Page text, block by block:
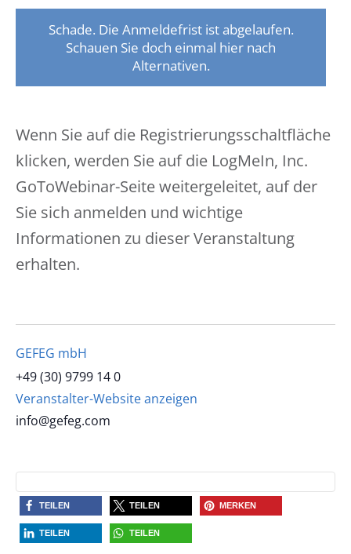
Schade. Die Anmeldefrist ist abgelaufen.
Schauen Sie doch einmal hier nach
Alternativen.
Wenn Sie auf die Registrierungsschaltfläche
klicken, werden Sie auf die LogMeIn, Inc.
GoToWebinar-Seite weitergeleitet, auf der
Sie sich anmelden und wichtige
Informationen zu dieser Veranstaltung
erhalten.
GEFEG mbH
+49 (30) 9799 14 0
Veranstalter-Website anzeigen
info@gefeg.com
TEILEN TEILEN MERKEN
TEILEN TEILEN